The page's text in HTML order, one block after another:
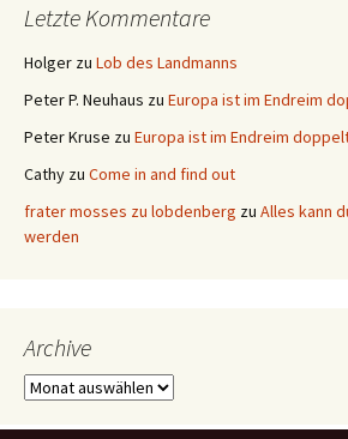
Letzte Kommentare
Holger zu Lob des Landmanns
Peter P. Neuhaus zu Europa ist im Endreim
Peter Kruse zu Europa ist im Endreim
Cathy zu Come in and find out
frater mosses zu lobdenberg zu Alles kann
werden
Archive
Archive